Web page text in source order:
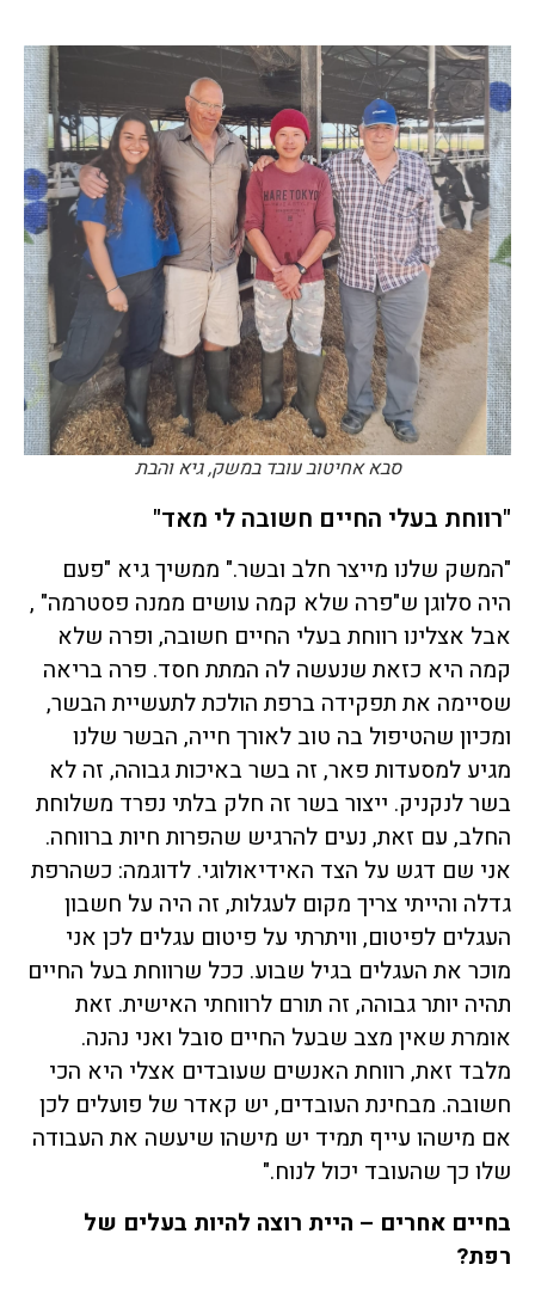
סבא אחיטוב עובד במשק, גיא והבת
"רווחת בעלי החיים חשובה לי מאד"
"המשק שלנו מייצר חלב ובשר." ממשיך גיא "פעם
היה סלוגן ש"פרה שלא קמה עושים ממנה פסטרמה" ,
אבל אצלינו רווחת בעלי החיים חשובה, ופרה שלא
קמה היא כזאת שנעשה לה המתת חסד. פרה בריאה
שסיימה את תפקידה ברפת הולכת לתעשיית הבשר,
ומכיון שהטיפול בה טוב לאורך חייה, הבשר שלנו
מגיע למסעדות פאר, זה בשר באיכות גבוהה, זה לא
בשר לנקניק. ייצור בשר זה חלק בלתי נפרד משלוחת
החלב, עם זאת, נעים להרגיש שהפרות חיות ברווחה.
אני שם דגש על הצד האידיאולוגי. לדוגמה: כשהרפת
גדלה והייתי צריך מקום לעגלות, זה היה על חשבון
העגלים לפיטום, וויתרתי על פיטום עגלים לכן אני
מוכר את העגלים בגיל שבוע. ככל שרווחת בעל החיים
תהיה יותר גבוהה, זה תורם לרווחתי האישית. זאת
אומרת שאין מצב שבעל החיים סובל ואני נהנה.
מלבד זאת, רווחת האנשים שעובדים אצלי היא הכי
חשובה. מבחינת העובדים, יש קאדר של פועלים לכן
אם מישהו עייף תמיד יש מישהו שיעשה את העבודה
שלו כך שהעובד יכול לנוח."
בחיים אחרים – היית רוצה להיות בעלים של
רפת?